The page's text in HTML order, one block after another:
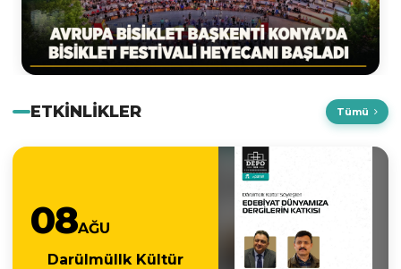
ETKİNLİKLER Tümü
07AĞU
Sinema Akşamları
08AĞU
Darülmüllk Kültür